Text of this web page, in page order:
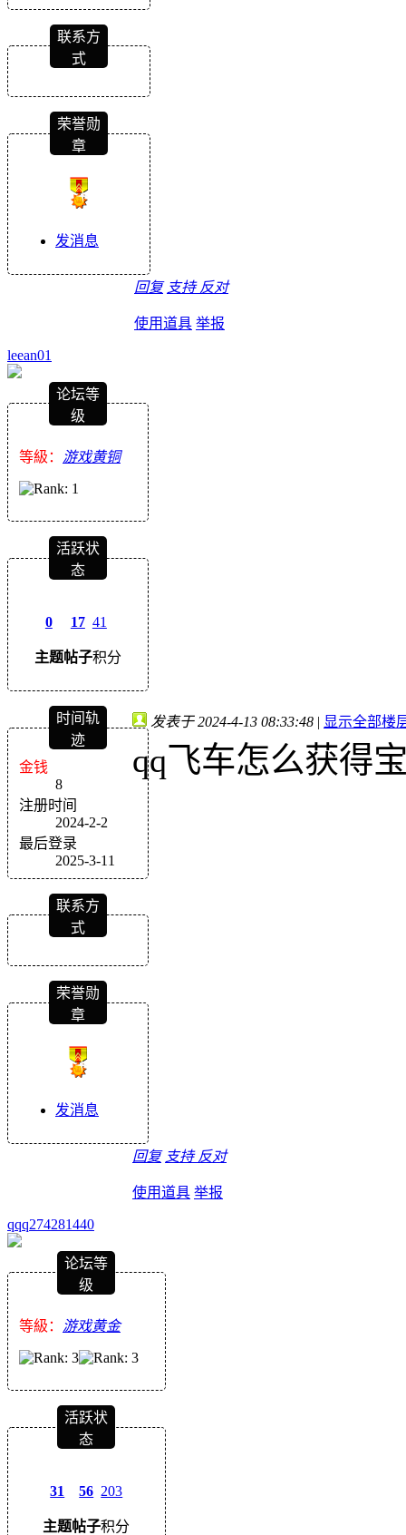
联系方
式
荣誉勋
章
发消息
回复 支持 反对
使用道具 举报
leean01
论坛等
级
等級： 游戏黄铜
活跃状
态
0
主题
17
帖子
41
积分
时间轨
迹
金钱
8
注册时间
2024-2-2
最后登录
2025-3-11
联系方
式
荣誉勋
章
发消息
发表于 2024-4-13 08:33:48 | 显示全部楼
qq飞车怎么获得
回复 支持 反对
使用道具 举报
qqq274281440
论坛等
级
等級： 游戏黄金
活跃状
态
31
主题
56
帖子
203
积分